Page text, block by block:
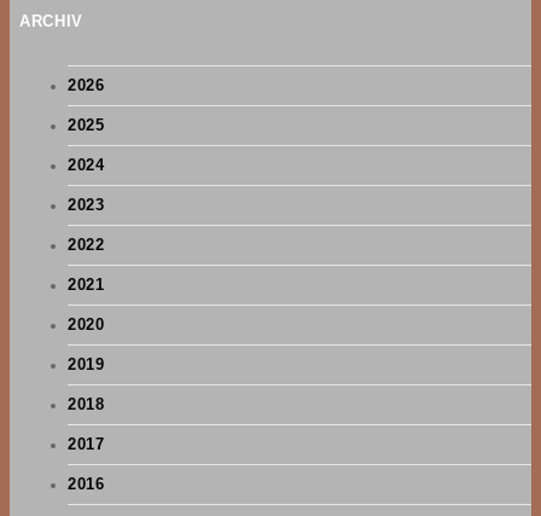
ARCHIV
2026
2025
2024
2023
2022
2021
2020
2019
2018
2017
2016